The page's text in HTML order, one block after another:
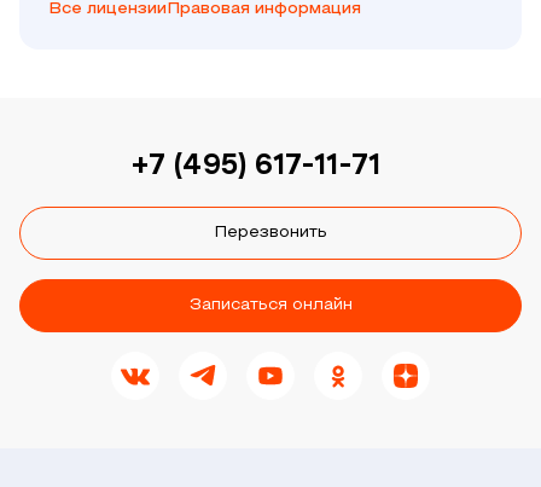
Все лицензии Правовая информация
+7 (495) 617-11-71
Перезвонить
Записаться онлайн